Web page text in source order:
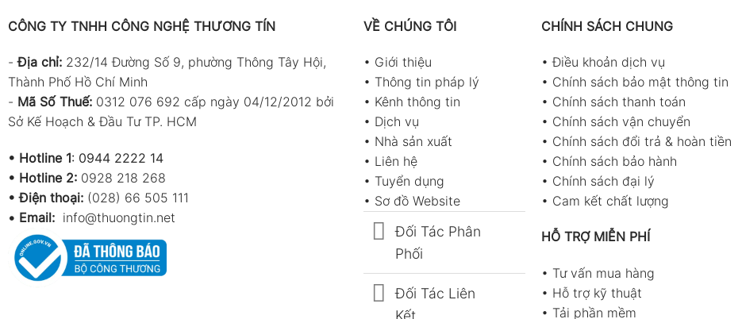
CÔNG TY TNHH CÔNG NGHỆ THƯƠNG TÍN
-Địa chỉ: 232/14 Đường Số 9, phường Thông Tây Hội,
Thành Phố Hồ Chí Minh
- Mã Số Thuế: 0312 076 692 cấp ngày 04/12/2012 bởi
Sở Kế Hoạch & Đầu Tư TP. HCM
• Hotline 1: 0944 2222 14
• Hotline 2: 0928 218 268
• Điện thoại: (028) 66 505 111
• Email: info@thuongtin.net
VỀ CHÚNG TÔI
• Giới thiệu
• Thông tin pháp lý
• Kênh thông tin
• Dịch vụ
• Nhà sản xuất
• Liên hệ
• Tuyển dụng
• Sơ đồ Website
Đối Tác Phân
Phối
Đối Tác Liên
Kết
CHÍNH SÁCH CHUNG
•Điều khoản dịch vụ
• Chính sách bảo mật thông tin
• Chính sách thanh toán
• Chính sách vận chuyển
• Chính sách đổi trả & hoàn tiền
• Chính sách bảo hành
• Chính sách đại lý
• Cam kết chất lượng
HỖ TRỢ MIỄN PHÍ
• Tư vấn mua hàng
• Hỗ trợ kỹ thuật
• Tải phần mềm